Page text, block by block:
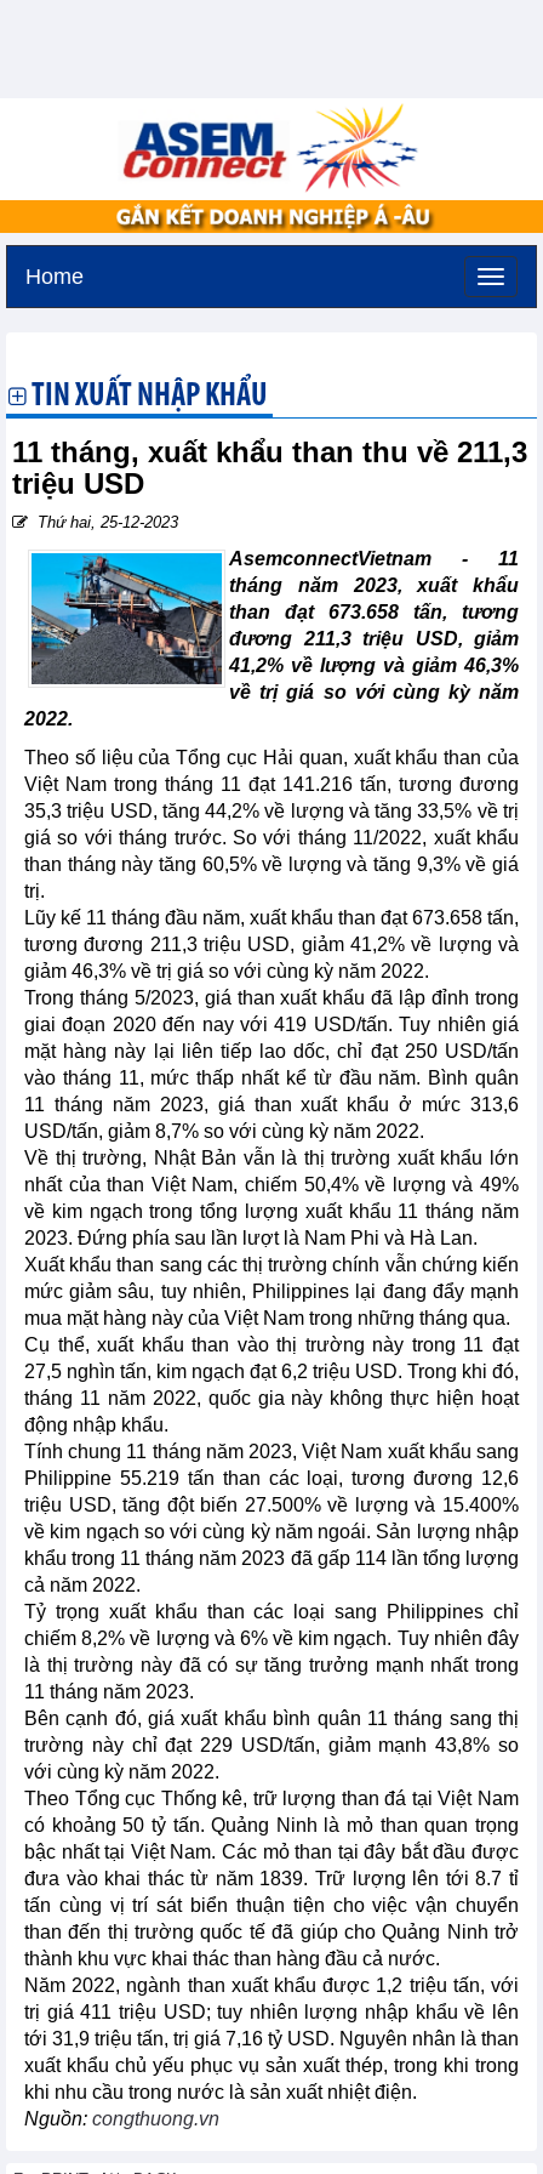
Home
TIN XUẤT NHẬP KHẨU
11 tháng, xuất khẩu than thu về 211,3
triệu USD
Thứ hai, 25-12-2023
AsemconnectVietnam - 11
tháng năm 2023, xuất khẩu
than đạt 673.658 tấn, tương
đương 211,3 triệu USD, giảm
41,2% về lượng và giảm 46,3%
về trị giá so với cùng kỳ năm
2022.
Theo số liệu của Tổng cục Hải quan, xuất khẩu than của
Việt Nam trong tháng 11 đạt 141.216 tấn, tương đương
35,3 triệu USD, tăng 44,2% về lượng và tăng 33,5% về trị
giá so với tháng trước. So với tháng 11/2022, xuất khẩu
than tháng này tăng 60,5% về lượng và tăng 9,3% về giá
trị.
Lũy kế 11 tháng đầu năm, xuất khẩu than đạt 673.658 tấn,
tương đương 211,3 triệu USD, giảm 41,2% về lượng và
giảm 46,3% về trị giá so với cùng kỳ năm 2022.
Trong tháng 5/2023, giá than xuất khẩu đã lập đỉnh trong
giai đoạn 2020 đến nay với 419 USD/tấn. Tuy nhiên giá
mặt hàng này lại liên tiếp lao dốc, chỉ đạt 250 USD/tấn
vào tháng 11, mức thấp nhất kể từ đầu năm. Bình quân
11 tháng năm 2023, giá than xuất khẩu ở mức 313,6
USD/tấn, giảm 8,7% so với cùng kỳ năm 2022.
Về thị trường, Nhật Bản vẫn là thị trường xuất khẩu lớn
nhất của than Việt Nam, chiếm 50,4% về lượng và 49%
về kim ngạch trong tổng lượng xuất khẩu 11 tháng năm
2023. Đứng phía sau lần lượt là Nam Phi và Hà Lan.
Xuất khẩu than sang các thị trường chính vẫn chứng kiến
mức giảm sâu, tuy nhiên, Philippines lại đang đẩy mạnh
mua mặt hàng này của Việt Nam trong những tháng qua.
Cụ thể, xuất khẩu than vào thị trường này trong 11 đạt
27,5 nghìn tấn, kim ngạch đạt 6,2 triệu USD. Trong khi đó,
tháng 11 năm 2022, quốc gia này không thực hiện hoạt
động nhập khẩu.
Tính chung 11 tháng năm 2023, Việt Nam xuất khẩu sang
Philippine 55.219 tấn than các loại, tương đương 12,6
triệu USD, tăng đột biến 27.500% về lượng và 15.400%
về kim ngạch so với cùng kỳ năm ngoái. Sản lượng nhập
khẩu trong 11 tháng năm 2023 đã gấp 114 lần tổng lượng
cả năm 2022.
Tỷ trọng xuất khẩu than các loại sang Philippines chỉ
chiếm 8,2% về lượng và 6% về kim ngạch. Tuy nhiên đây
là thị trường này đã có sự tăng trưởng mạnh nhất trong
11 tháng năm 2023.
Bên cạnh đó, giá xuất khẩu bình quân 11 tháng sang thị
trường này chỉ đạt 229 USD/tấn, giảm mạnh 43,8% so
với cùng kỳ năm 2022.
Theo Tổng cục Thống kê, trữ lượng than đá tại Việt Nam
có khoảng 50 tỷ tấn. Quảng Ninh là mỏ than quan trọng
bậc nhất tại Việt Nam. Các mỏ than tại đây bắt đầu được
đưa vào khai thác từ năm 1839. Trữ lượng lên tới 8.7 tỉ
tấn cùng vị trí sát biển thuận tiện cho việc vận chuyển
than đến thị trường quốc tế đã giúp cho Quảng Ninh trở
thành khu vực khai thác than hàng đầu cả nước.
Năm 2022, ngành than xuất khẩu được 1,2 triệu tấn, với
trị giá 411 triệu USD; tuy nhiên lượng nhập khẩu về lên
tới 31,9 triệu tấn, trị giá 7,16 tỷ USD. Nguyên nhân là than
xuất khẩu chủ yếu phục vụ sản xuất thép, trong khi trong
khi nhu cầu trong nước là sản xuất nhiệt điện.
Nguồn: congthuong.vn